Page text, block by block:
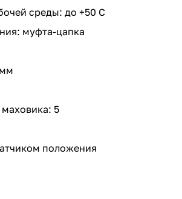
среды: до +50 C
муфта-цапка
5
положения